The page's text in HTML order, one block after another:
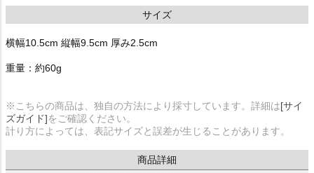
サイズ
横幅10.5cm 縦幅9.5cm 厚み2.5cm
重量：約60g
※こちらの商品は、独自の方法により採寸しています。詳細は[サイ
ズガイド]をご確認ください。
計り方によっては、表記サイズと誤差が生じることがあります。
商品詳細